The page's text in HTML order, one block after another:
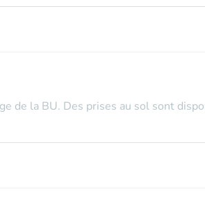
de la BU. Des prises au sol sont